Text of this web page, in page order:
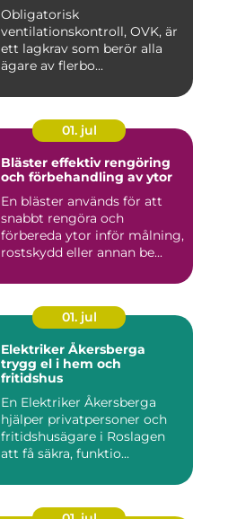
Obligatorisk
ventilationskontroll, OVK, är
ett lagkrav som berör alla
ägare av flerbo...
01. jul
Bläster effektiv rengöring
och förbehandling av ytor
En bläster används för att
snabbt rengöra och
förbereda ytor inför målning,
rostskydd eller annan be...
01. jul
Elektriker Åkersberga
trygg el i hem och
fritidshus
En Elektriker Åkersberga
hjälper privatpersoner och
fritidshusägare i Roslagen
att få säkra, funktio...